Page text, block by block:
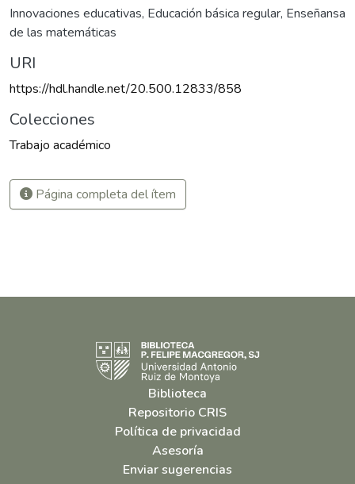
Innovaciones educativas, Educación básica regular, Enseñansa
de las matemáticas
URI
https://hdl.handle.net/20.500.12833/858
Colecciones
Trabajo académico
Página completa del ítem
Biblioteca
Repositorio CRIS
Política de privacidad
Asesoría
Enviar sugerencias